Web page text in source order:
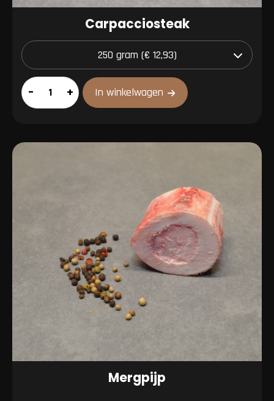
Carpacciosteak
Carpacciosteak
aantal
– + In winkelwagen
Mergpijp